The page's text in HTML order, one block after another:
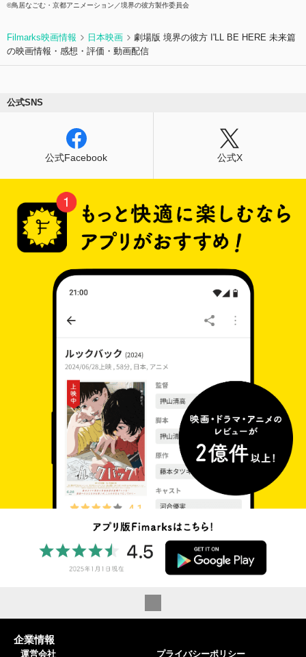
©鳥居なごむ・京都アニメーション／境界の彼方製作委員会
Filmarks映画情報 日本映画
劇場版 境界の彼方 I'LL BE HERE 未来篇
の映画情報・感想・評価・動画配信
公式SNS
公式Facebook 公式X
企業情報
運営会社 プライバシーポリシー